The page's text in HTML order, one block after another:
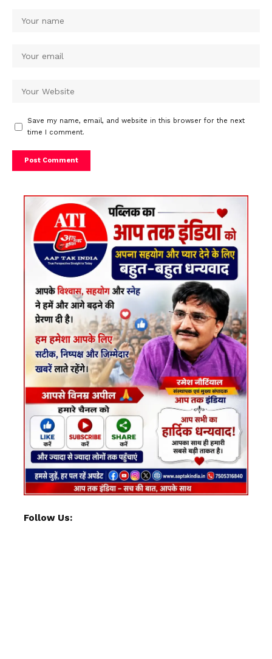
Save my name, email, and website in this browser for the next
time I comment.
Follow Us: